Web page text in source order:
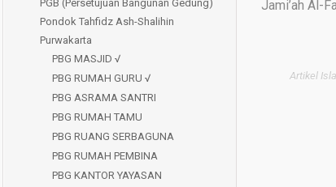
Jami’ah Al-
Artikel
PGB (Persetujuan Bangunan Gedung)
Pondok Tahfidz Ash-Shalihin
Purwakarta
PBG MASJID √
PBG RUMAH GURU √
PBG ASRAMA SANTRI
PBG RUMAH TAMU
PBG RUANG SERBAGUNA
PBG RUMAH PEMBINA
PBG KANTOR YAYASAN